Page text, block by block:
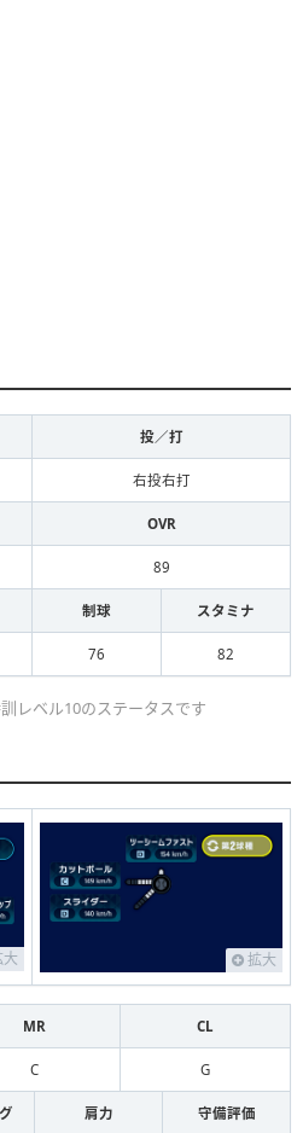
投／打
右投右打
OVR
89
制球 スタミナ
76 82
レベル10のステータスです
拡大
MR CL
C G
肩力 守備評価